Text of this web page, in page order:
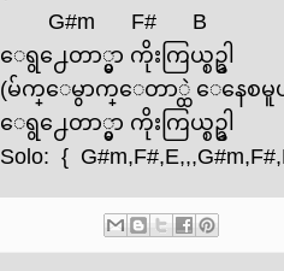
G#m
F#
B
ေရွ႕ေတာ္မွာ ကိုးကြယ္စဥ္ခါ
(မ်က္ေမွာက္ေတာ္ထဲ ေနေစမူပ
ေရွ႕ေတာ္မွာ ကိုးကြယ္စဥ္ခါ
Solo: { G#m,F#,E,,,G#m,F#,